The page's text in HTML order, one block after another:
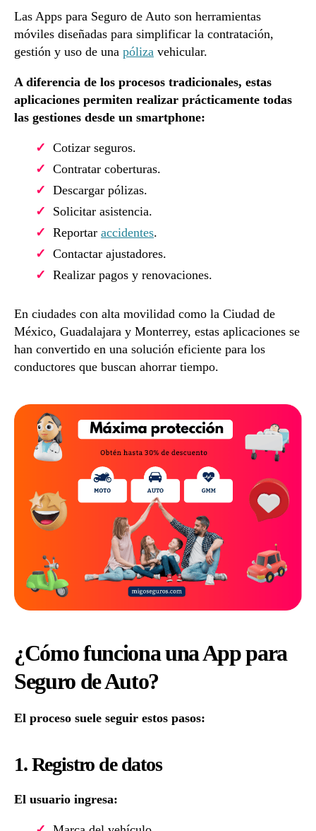
Las Apps para Seguro de Auto son herramientas
móviles diseñadas para simplificar la contratación,
gestión y uso de una póliza vehicular.
A diferencia de los procesos tradicionales, estas
aplicaciones permiten realizar prácticamente todas
las gestiones desde un smartphone:
Cotizar seguros.
Contratar coberturas.
Descargar pólizas.
Solicitar asistencia.
Reportar accidentes.
Contactar ajustadores.
Realizar pagos y renovaciones.
En ciudades con alta movilidad como la Ciudad de
México, Guadalajara y Monterrey, estas aplicaciones se
han convertido en una solución eficiente para los
conductores que buscan ahorrar tiempo.
¿Cómo funciona una App para
Seguro de Auto?
El proceso suele seguir estos pasos:
1. Registro de datos
El usuario ingresa: